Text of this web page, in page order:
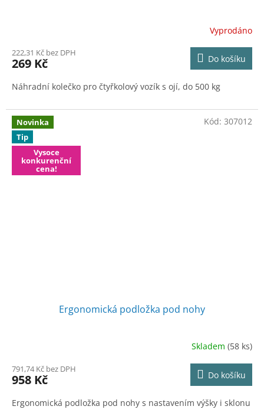
Vyprodáno
222,31 Kč bez DPH
269 Kč Do košíku
Náhradní kolečko pro čtyřkolový vozík s ojí, do 500 kg
Novinka
Tip
Vysoce
konkurenční
cena!
Ergonomická podložka pod nohy
Skladem (58 ks)
791,74 Kč bez DPH
958 Kč Do košíku
Ergonomická podložka pod nohy s nastavením výšky i sklonu
Kód: 307012